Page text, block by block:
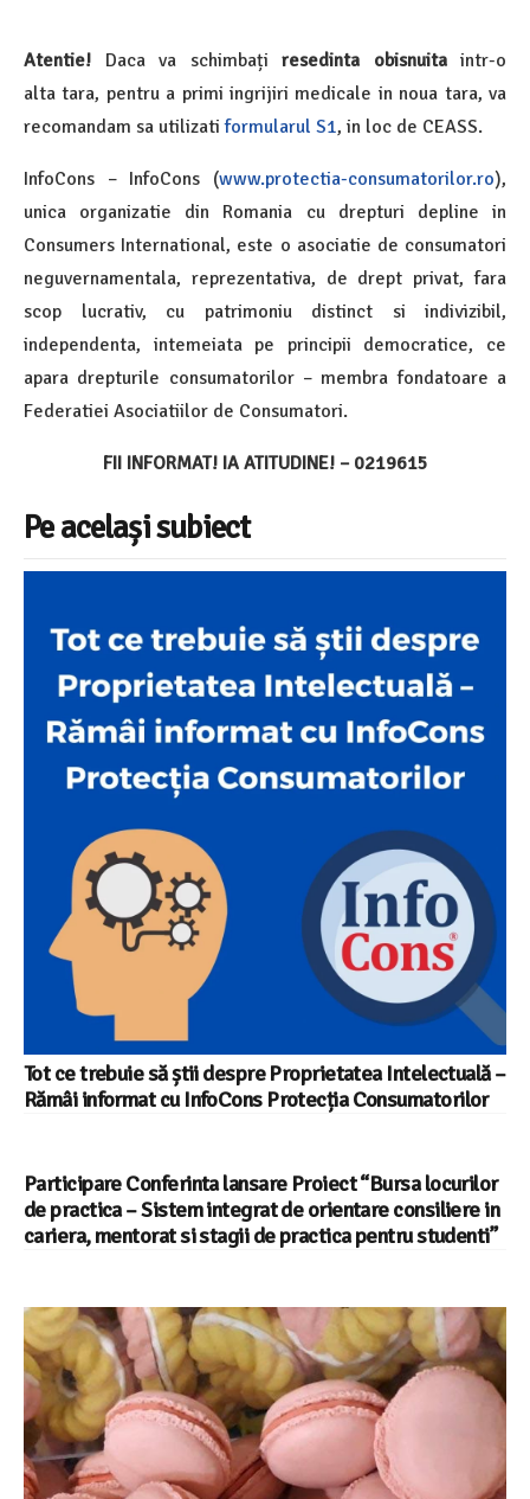
Atentie! Daca va schimbați resedinta obisnuitaintr-o
alta tara, pentru a primi ingrijiri medicale in noua tara, va
recomandam sa utilizatiformularul S1, in loc de CEASS.
InfoCons – InfoCons (www.protectia-consumatorilor.ro),
unica organizatie din Romania cu drepturi depline in
Consumers International, este o asociatie de consumatori
neguvernamentala, reprezentativa, de drept privat, fara
scop lucrativ, cu patrimoniu distinct si indivizibil,
independenta, intemeiata pe principii democratice, ce
apara drepturile consumatorilor – membra fondatoare a
Federatiei Asociatiilor de Consumatori.
FII INFORMAT! IA ATITUDINE! – 0219615
Pe același subiect
Tot ce trebuie să știi despre Proprietatea Intelectuală –
Rămâi informat cu InfoCons Protecția Consumatorilor
Participare Conferinta lansare Proiect “Bursa locurilor
de practica – Sistem integrat de orientare consiliere in
cariera, mentorat si stagii de practica pentru studenti”